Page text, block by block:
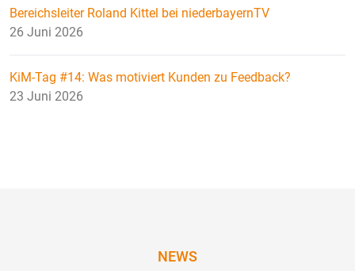
Bereichsleiter Roland Kittel bei niederbayernTV
26 Juni 2026
KiM-Tag #14: Was motiviert Kunden zu Feedback?
23 Juni 2026
NEWS